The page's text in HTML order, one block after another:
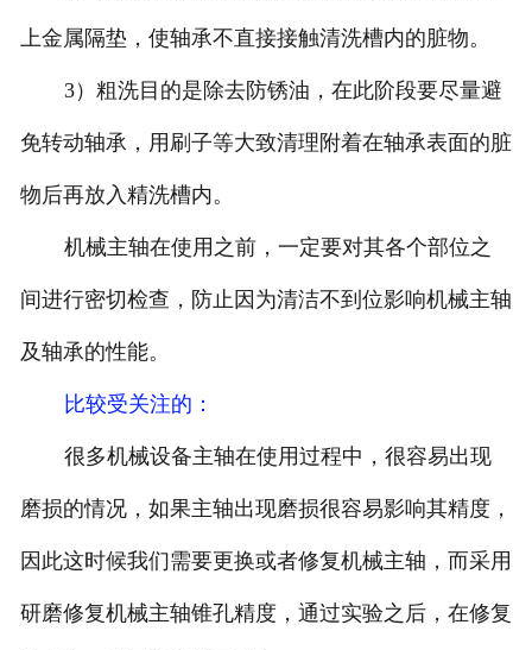
上金属隔垫，使轴承不直接接触清洗槽内的脏物。
3）粗洗目的是除去防锈油，在此阶段要尽量避
免转动轴承，用刷子等大致清理附着在轴承表面的脏
物后再放入精洗槽内。
机械主轴在使用之前，一定要对其各个部位之
间进行密切检查，防止因为清洁不到位影响机械主轴
及轴承的性能。
比较受关注的 ：
很多机械设备主轴在使用过程中，很容易出现
磨损的情况，如果主轴出现磨损很容易影响其精度，
因此这时候我们需要更换或者修复机械主轴，而采用
研磨修复机械主轴锥孔精度，通过实验之后，在修复